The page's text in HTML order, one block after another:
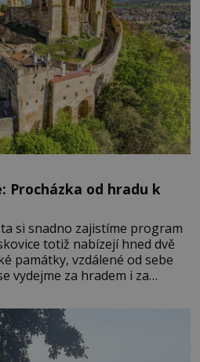
Procházka od hradu k
si snadno zajistíme program
totiž nabízejí hned dvě
památky, vzdálené od sebe
vydejme za hradem i za
vrchoviny vznikla někdy
kronikáři zaznamenali